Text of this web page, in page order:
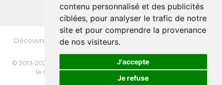
contenu personnalisé et des publicités
ciblées, pour analyser le trafic de notre
site et pour comprendre la provenance
de nos visiteurs.
J'accepte
Je refuse
Découvrez OrdoFlash.fr (MonOrdo.fr)
© 2013-2026
- Tous droits réservés - Page mise à jour
le 03/08/2026 -Apotekisto, pharmacie en ligne
VOTRE REMISE
* sans minimum d'achat , hors
médicaments et produits en offre,
utilisez le code au moment de la
validation du panier afin que la